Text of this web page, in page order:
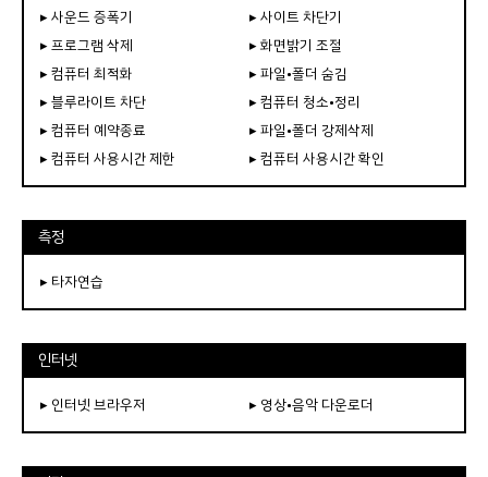
▸ 사운드 증폭기
▸ 사이트 차단기
▸ 프로그램 삭제
▸ 화면밝기 조절
▸ 컴퓨터 최적화
▸ 파일•폴더 숨김
▸ 블루라이트 차단
▸ 컴퓨터 청소•정리
▸ 컴퓨터 예약종료
▸ 파일•폴더 강제삭제
▸ 컴퓨터 사용시간 제한
▸ 컴퓨터 사용시간 확인
측정
▸ 타자연습
인터넷
▸ 인터넷 브라우저 ▸ 영상•음악 다운로더